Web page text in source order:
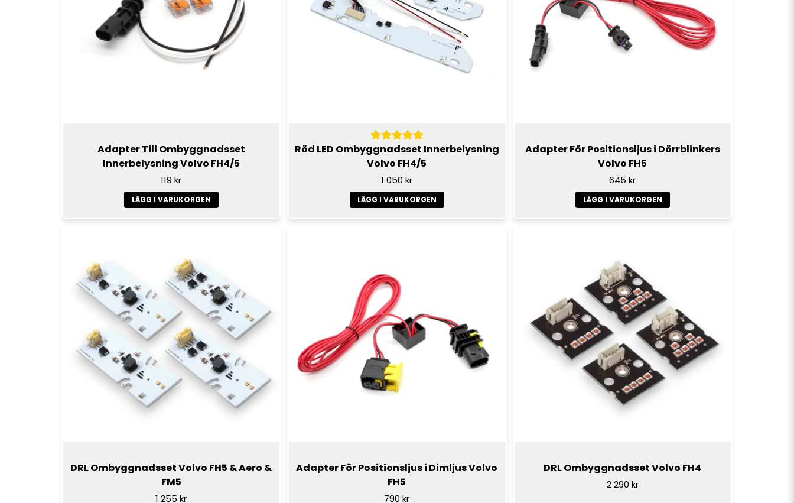
Skicka fråga
Adapter Till Ombyggnadsset
Innerbelysning Volvo FH4/5
119 kr
LÄGG I VARUKORGEN
Röd LED Ombyggnadsset Innerbelysning
Volvo FH4/5
1 050 kr
LÄGG I VARUKORGEN
Adapter För Positionsljus i Dörrblinkers
Volvo FH5
645 kr
LÄGG I VARUKORGEN
DRL Ombyggnadsset Volvo FH5 & Aero &
FM5
1 255 kr
Adapter För Positionsljus i Dimljus Volvo
FH5
790 kr
DRL Ombyggnadsset Volvo FH4
2 290 kr